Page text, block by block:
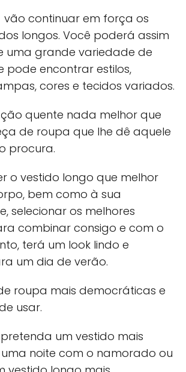
continuar em força os
longos. Você poderá assim
uma grande variedade de
pode encontrar estilos,
cores e tecidos variados.
quente nada melhor que
de roupa que lhe dê aquele
procura.
o vestido longo que melhor
bem como à sua
selecionar os melhores
combinar consigo e com o
terá um look lindo e
um dia de verão.
roupa mais democráticas e
usar.
pretenda um vestido mais
noite com o namorado ou